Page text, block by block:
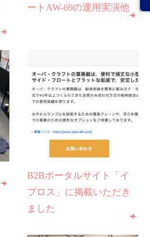
ートAW-69の運用実演他
B2Bポータルサイト「イ
プロス」に掲載いただき
ました